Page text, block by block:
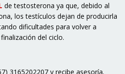
de testosterona ya que, debido al
los testículos dejan de producirla
dificultades para volver a
del ciclo.
3165202207 y recibe asesoría.